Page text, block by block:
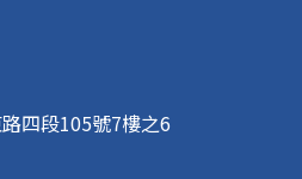
四段105號7樓之6